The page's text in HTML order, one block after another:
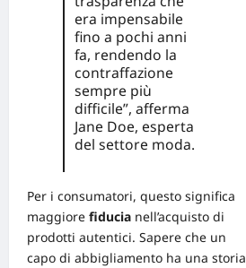
era impensabile
fino a pochi anni
fa, rendendo la
contraffazione
sempre più
difficile”, afferma
Jane Doe, esperta
del settore moda.
Per i consumatori, questo significa
maggiore fiducia nell’acquisto di
prodotti autentici. Sapere che un
capo di abbigliamento ha una storia